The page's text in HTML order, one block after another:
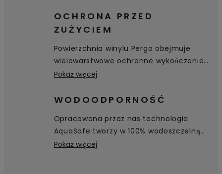
OCHRONA PRZED
ZUŻYCIEM
Powierzchnia winylu Pergo obejmuje
wielowarstwowe ochronne wykończenie
podłogi. Wierzchnia warstwa ochronna
zapewnia odporność na zużycie i łatwą
Pokaż więcej
WODOODPORNOŚĆ
Opracowana przez nas technologia
AquaSafe tworzy w 100% wodoszczelną
powierzchnię — nawet wgłąb fazowania —
Pokaż więcej